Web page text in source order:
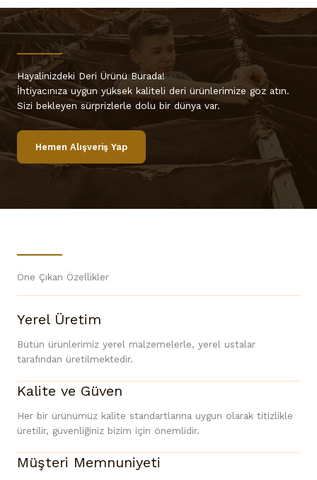
Hayalinizdeki Deri Ürünü Burada!
İhtiyacınıza uygun yüksek kaliteli deri ürünlerimize göz atın.
Sizi bekleyen sürprizlerle dolu bir dünya var.
Hemen Alışveriş Yap
Öne Çıkan Özellikler
Yerel Üretim
Bütün ürünlerimiz yerel malzemelerle, yerel ustalar
tarafından üretilmektedir.
Kalite ve Güven
Her bir ürünümüz kalite standartlarına uygun olarak titizlikle
üretilir, güvenliğiniz bizim için önemlidir.
Müşteri Memnuniyeti